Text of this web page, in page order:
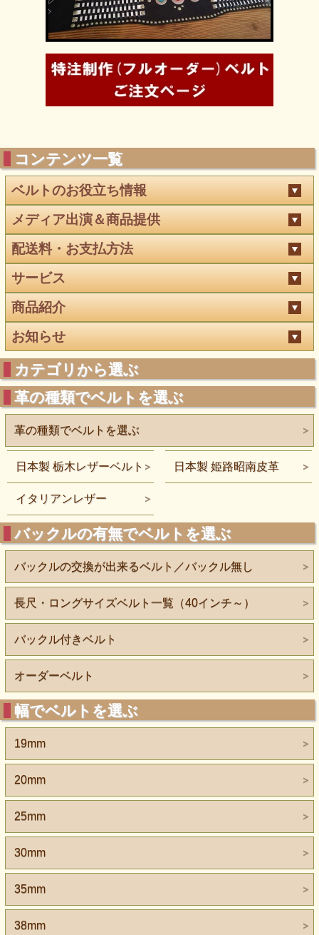
コンテンツ一覧
ベルトのお役立ち情報
メディア出演＆商品提供
配送料・お支払方法
サービス
商品紹介
お知らせ
カテゴリから選ぶ
革の種類でベルトを選ぶ
革の種類でベルトを選ぶ
日本製 栃木レザーベルト
イタリアンレザー
日本製 姫路昭南皮革
バックルの有無でベルトを選ぶ
バックルの交換が出来るベルト／バックル無し
長尺・ロングサイズベルト一覧（40インチ～）
バックル付きベルト
オーダーベルト
幅でベルトを選ぶ
19mm
20mm
25mm
30mm
35mm
38mm